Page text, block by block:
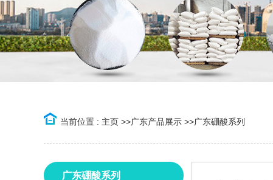
当前位置 : 主页 >>广东产品展示 >>广东硼酸系列
广东硼酸系列